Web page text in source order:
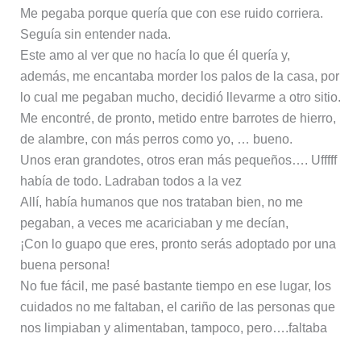
Me pegaba porque quería que con ese ruido corriera.
Seguía sin entender nada.
Este amo al ver que no hacía lo que él quería y,
además, me encantaba morder los palos de la casa, por
lo cual me pegaban mucho, decidió llevarme a otro sitio.
Me encontré, de pronto, metido entre barrotes de hierro,
de alambre, con más perros como yo, … bueno.
Unos eran grandotes, otros eran más pequeños…. Ufffff
había de todo. Ladraban todos a la vez
Allí, había humanos que nos trataban bien, no me
pegaban, a veces me acariciaban y me decían,
¡Con lo guapo que eres, pronto serás adoptado por una
buena persona!
No fue fácil, me pasé bastante tiempo en ese lugar, los
cuidados no me faltaban, el cariño de las personas que
nos limpiaban y alimentaban, tampoco, pero….faltaba